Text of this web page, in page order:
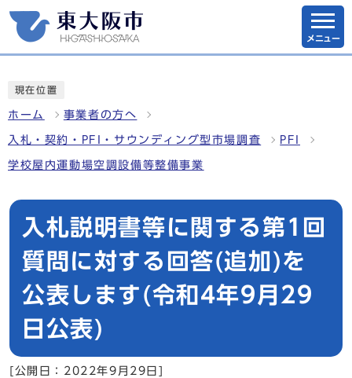
メニュー
現在位置
ホーム 事業者の方へ
入札・契約・PFI・サウンディング型市場調査 PFI
学校屋内運動場空調設備等整備事業
入札説明書等に関する第1回
質問に対する回答(追加)を
公表します(令和4年9月29
日公表)
[公開日：2022年9月29日]